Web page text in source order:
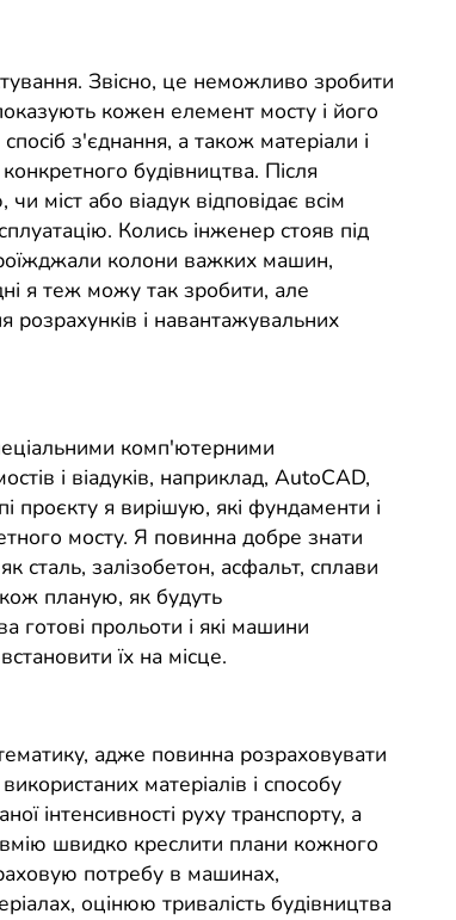
Звісно, це неможливо зробити
кожен елемент мосту і його
з'єднання, а також матеріали і
конкретного будівництва. Після
міст або віадук відповідає всім
Колись інженер стояв під
колони важких машин,
я теж можу так зробити, але
і навантажувальних
комп'ютерними
і віадуків, наприклад, AutoCAD,
проєкту я вирішую, які фундаменти і
мосту. Я повинна добре знати
сталь, залізобетон, асфальт, сплави
планую, як будуть
готові прольоти і які машини
їх на місце.
адже повинна розраховувати
матеріалів і способу
інтенсивності руху транспорту, а
швидко креслити плани кожного
потребу в машинах,
оцінюю тривалість будівництва